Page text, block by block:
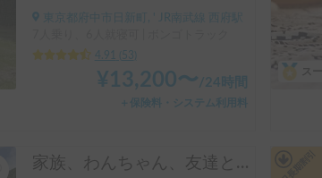
東京都府中市日新町, ' JR南武線 西府駅
4.91 53
¥ 13,200〜/24時間
＋保険料・システム利用料
家族、わんちゃん、友達と楽しもう！！お気軽旅行のキャンピングカー（コルドバンクス）四国・淡路島にアクセス抜群🗾ペット大歓迎🐶ケージ無しOK、WIFI無料